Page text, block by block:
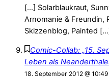
[…] Solarblaukraut,
Arnomanie & Freundin,
Skizzenblog, Painted
Comic-Collab: „15.
Leben als
18. September 2012 @ 10:49